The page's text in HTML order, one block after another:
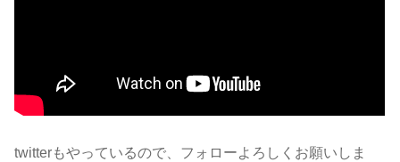
twitterもやっているので、フォローよろしくお願いしま